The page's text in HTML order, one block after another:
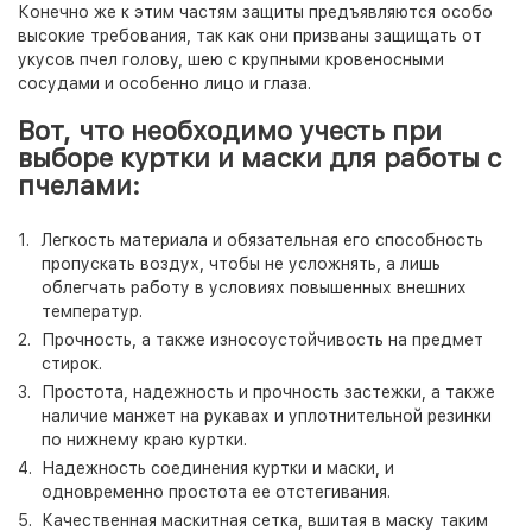
Конечно же к этим частям защиты предъявляются особо
высокие требования, так как они призваны защищать от
укусов пчел голову, шею с крупными кровеносными
сосудами и особенно лицо и глаза.
Вот, что необходимо учесть при
выборе куртки и маски для работы с
пчелами:
Легкость материала и обязательная его способность
пропускать воздух, чтобы не усложнять, а лишь
облегчать работу в условиях повышенных внешних
температур.
Прочность, а также износоустойчивость на предмет
стирок.
Простота, надежность и прочность застежки, а также
наличие манжет на рукавах и уплотнительной резинки
по нижнему краю куртки.
Надежность соединения куртки и маски, и
одновременно простота ее отстегивания.
Качественная маскитная сетка, вшитая в маску таким